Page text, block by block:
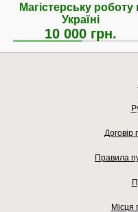
Магістерську роботу
Україні
10 000 грн.
Договір
Правила
Місця